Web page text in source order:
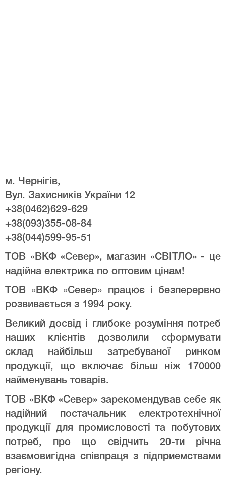
м. Чернігів,
Вул. Захисників України 12
+38(0462)629-629
+38(093)355-08-84
+38(044)599-95-51
ТОВ «ВКФ «Север», магазин «СВІТЛО» - це
надійна електрика по оптовим цінам!
ТОВ «ВКФ «Север» працює і безперервно
розвивається з 1994 року.
Великий досвід і глибоке розуміння потреб
наших клієнтів дозволили сформувати
склад найбільш затребуваної ринком
продукції, що включає більш ніж 170000
найменувань товарів.
ТОВ «ВКФ «Север» зарекомендував себе як
надійний постачальник електротехнічної
продукції для промисловості та побутових
потреб, про що свідчить 20-ти річна
взаємовигідна співпраця з підприемствами
регіону.